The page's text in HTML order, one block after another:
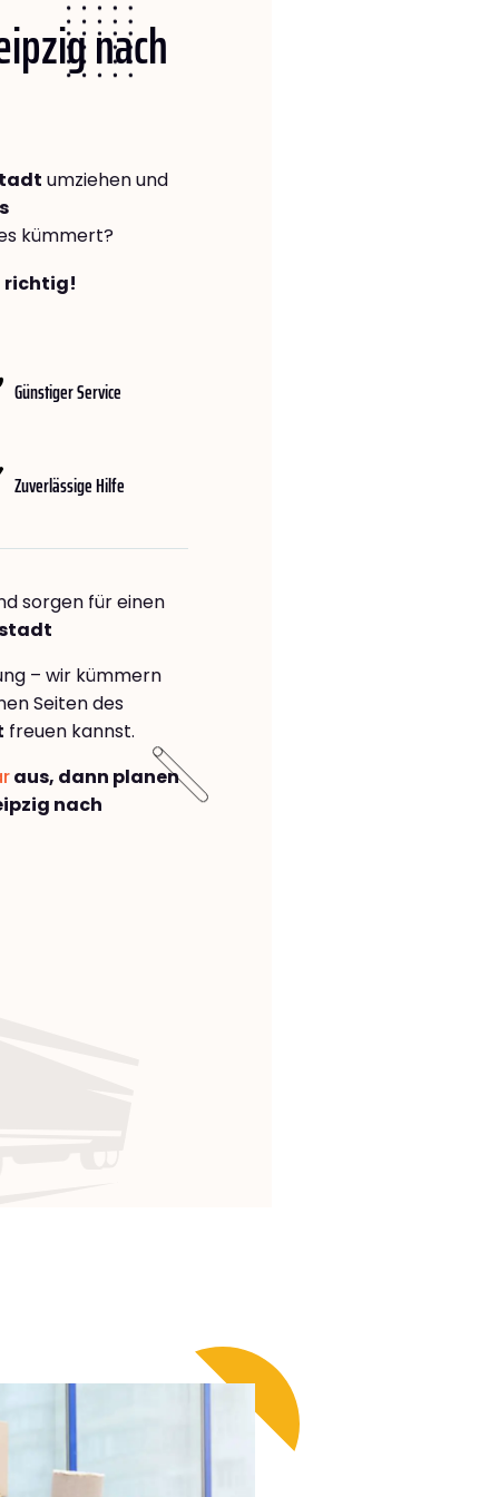
nach
umziehen und
kümmert?
richtig!
Günstiger Service
Zuverlässige Hilfe
sorgen für einen
– wir kümmern
Seiten des
freuen kannst.
aus, dann planen
nach